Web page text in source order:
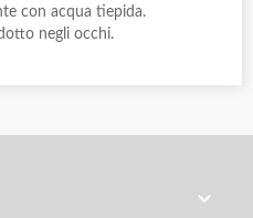
con acqua tiepida.
negli occhi.
